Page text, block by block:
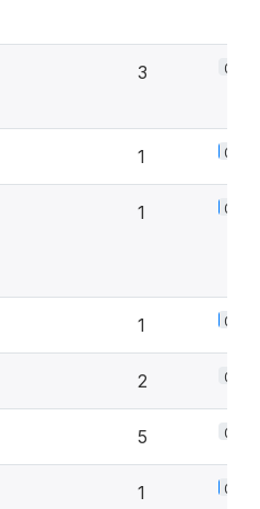
3 0.4%
1 0.1%
1 0.1%
1 0.1%
2 0.3%
5 0.6%
1 0.1%